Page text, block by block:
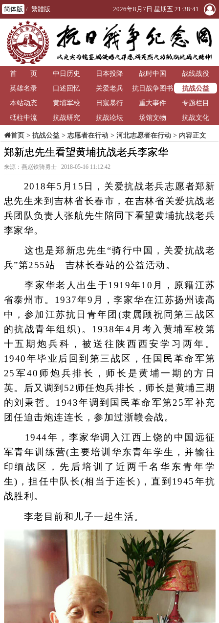
简体版 / 繁體版 2026年8月7日 星期五 21:38:42
首 页 中日历史 日本投降 战时中国
战线战役
英雄名录
口述回忆 关爱老兵
抗日战争图书
馆
抗战公益
本站动态
黄埔军校 日寇暴行 重大事件
专题栏目
砥柱中流
抗战研究 抗战论坛 场馆文物 抗战文化
首页> 抗战公益 > 志愿者在行动 > 河北志愿者在行动 > 内容正文
郑新忠先生看望黄埔抗战老兵李家华
来源：燕赵铁骑勇士 2018-05-16 11:12:42
2018年5月15日，关爱抗战老兵志愿者郑新
忠先生来到吉林省长春市，在吉林省关爱抗战老
兵团队负责人张航先生陪同下看望黄埔抗战老兵
李家华。
这也是郑新忠先生“骑行中国，关爱抗战老
兵”第255站—吉林长春站的公益活动。
李家华老人出生于1919年10月，原籍江苏
省泰州市。1937年9月，李家华在江苏扬州读高
中，参加江苏抗日青年团(隶属顾祝同第三战区
的抗战青年组织)。1938年4月考入黄埔军校第
十五期炮兵科，被送往陕西西安学习两年。
1940年毕业后回到第三战区，任国民革命军第
25军40师炮兵排长，师长是黄埔一期的方日
英。后又调到52师任炮兵排长，师长是黄埔三期
的刘秉哲。1943年调到国民革命军第25军补充
团任迫击炮连连长，参加过浙赣会战。
1944年，李家华调入江西上饶的中国远征
军青年训练营(主要培训华东青年学生，并输往
印缅战区，先后培训了近两千名华东青年学
生)，担任中队长(相当于连长)，直到1945年抗
战胜利。
李老目前和儿子一起生活。